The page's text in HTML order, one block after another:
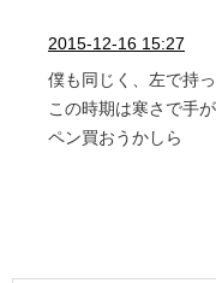
2015-12-16 15:27
僕も同じく、左で持
この時期は寒さで手
ペン買おうかしら